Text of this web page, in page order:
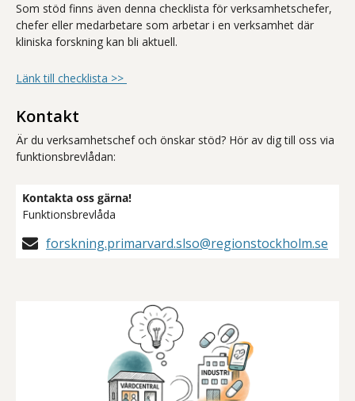
Som stöd finns även denna checklista för verksamhetschefer,
chefer eller medarbetare som arbetar i en verksamhet där
kliniska forskning kan bli aktuell.
Länk till checklista >>
Kontakt
Är du verksamhetschef och önskar stöd? Hör av dig till oss via
funktionsbrevlådan:
Kontakta oss gärna!
Funktionsbrevlåda
forskning.primarvard.slso@regionstockholm.se